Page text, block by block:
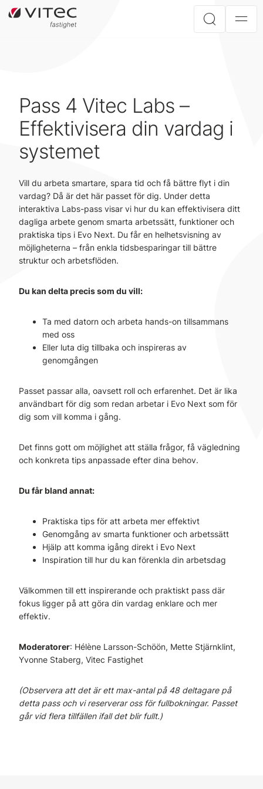
Pass 4 Vitec Labs –
Effektivisera din vardag i
systemet
Vill du arbeta smartare, spara tid och få bättre flyt i din
vardag? Då är det här passet för dig. Under detta
interaktiva Labs-pass visar vi hur du kan effektivisera ditt
dagliga arbete genom smarta arbetssätt, funktioner och
praktiska tips i Evo Next. Du får en helhetsvisning av
möjligheterna – från enkla tidsbesparingar till bättre
struktur och arbetsflöden.
Du kan delta precis som du vill:
Ta med datorn och arbeta hands-on tillsammans
med oss
Eller luta dig tillbaka och inspireras av
genomgången
Passet passar alla, oavsett roll och erfarenhet. Det är lika
användbart för dig som redan arbetar i Evo Next som för
dig som vill komma i gång.
Det finns gott om möjlighet att ställa frågor, få vägledning
och konkreta tips anpassade efter dina behov.
Du får bland annat:
Praktiska tips för att arbeta mer effektivt
Genomgång av smarta funktioner och arbetssätt
Hjälp att komma igång direkt i Evo Next
Inspiration till hur du kan förenkla din arbetsdag
Välkommen till ett inspirerande och praktiskt pass där
fokus ligger på att göra din vardag enklare och mer
effektiv.
Moderatorer: Hélène Larsson-Schöön, Mette Stjärnklint,
Yvonne Staberg, Vitec Fastighet
(Observera att det är ett max-antal på 48 deltagare på
detta pass och vi reserverar oss för fullbokningar. Passet
går vid flera tillfällen ifall det blir fullt.)